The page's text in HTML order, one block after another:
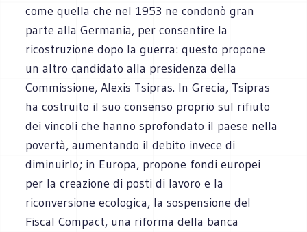
come quella che nel 1953 ne condonò gran
parte alla Germania, per consentire la
ricostruzione dopo la guerra: questo propone
un altro candidato alla presidenza della
Commissione, Alexis Tsipras. In Grecia, Tsipras
ha costruito il suo consenso proprio sul rifiuto
dei vincoli che hanno sprofondato il paese nella
povertà, aumentando il debito invece di
diminuirlo; in Europa, propone fondi europei
per la creazione di posti di lavoro e la
riconversione ecologica, la sospensione del
Fiscal Compact, una riforma della banca